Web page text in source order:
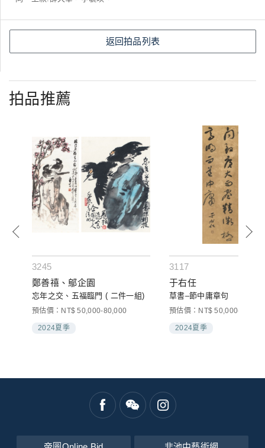
返回拍品列表
拍品推薦
3245
鄭善禧、鄔企園
忘年之交、五福臨門 ( 二件一組)
預估價：NT$ 50,000-80,000
2024夏季
3117
于右任
草書–節中庸章句
預估價：NT$ 50,000-80,000
2024夏季